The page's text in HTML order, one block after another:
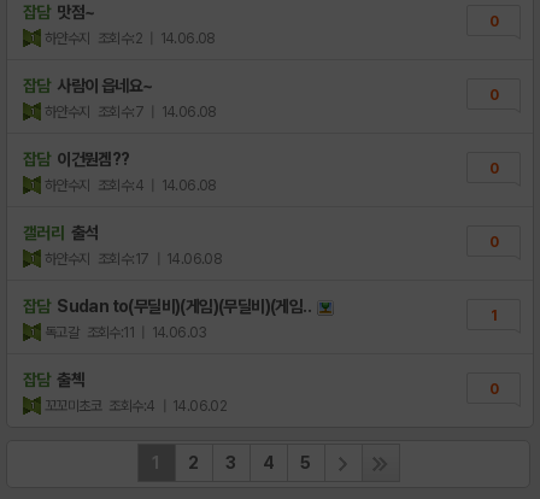
잡담 맛점~
하얀수지 조회수:2 | 14.06.08
0
잡담 사람이 읍네요~
하얀수지 조회수:7 | 14.06.08
0
잡담 이건뭔겜??
하얀수지 조회수:4 | 14.06.08
0
갤러리 출석
하얀수지 조회수:17 | 14.06.08
0
잡담 Sudan to(무딜비)(게임)(무딜비)(게임..
독고갈 조회수:11 | 14.06.03
1
잡담 출첵
꼬꼬미초코 조회수:4 | 14.06.02
0
1 2 3 4 5